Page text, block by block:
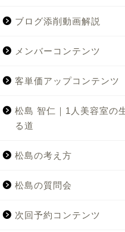
ブログ添削動画解説
メンバーコンテンツ
客単価アップコンテンツ
松島 智仁｜1人美容室の
る道
松島の考え方
松島の質問会
次回予約コンテンツ